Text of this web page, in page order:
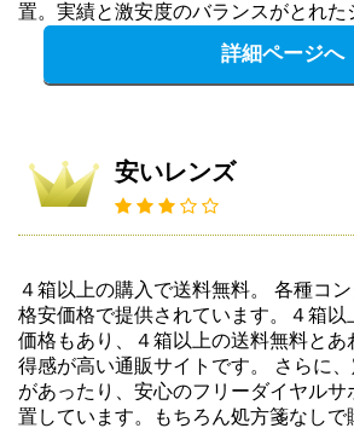
置。実績と激安度のバランスがとれた
詳細ページへ
安いレンズ
４箱以上の購入で送料無料。 各種コ
格安価格で提供されています。４箱以
価格もあり、４箱以上の送料無料とあ
得感が高い通販サイトです。 さらに、
があったり、安心のフリーダイヤルサ
置しています。もちろん処方箋なしで